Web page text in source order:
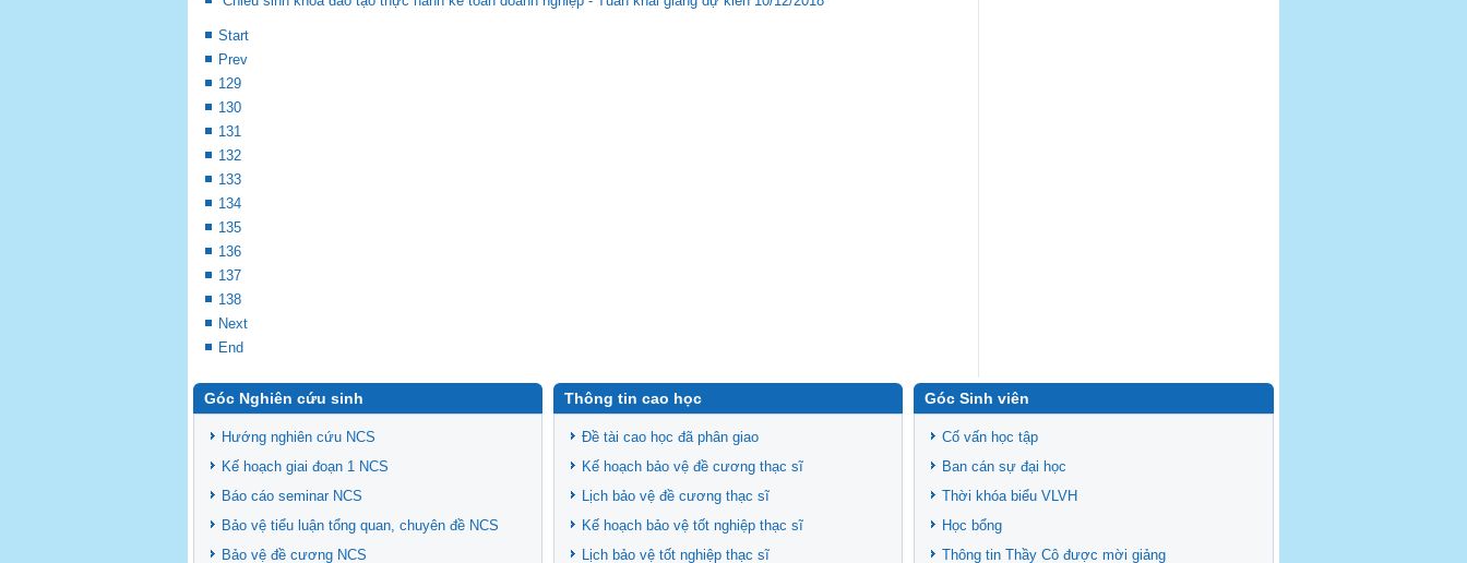
Start
Prev
129
130
131
132
133
134
135
136
137
138
Next
End
Góc Nghiên cứu sinh
Hướng nghiên cứu NCS
Kế hoạch giai đoạn 1 NCS
Báo cáo seminar NCS
Bảo vệ tiểu luận tổng quan, chuyên đề NCS
Bảo vệ đề cương NCS
Thông tin cao học
Đề tài cao học đã phân giao
Kế hoạch bảo vệ đề cương thạc sĩ
Lịch bảo vệ đề cương thạc sĩ
Kế hoạch bảo vệ tốt nghiệp thạc sĩ
Lịch bảo vệ tốt nghiệp thạc sĩ
Góc Sinh viên
Cố vấn học tập
Ban cán sự đại học
Thời khóa biểu VLVH
Học bổng
Thông tin Thầy Cô được mời giảng